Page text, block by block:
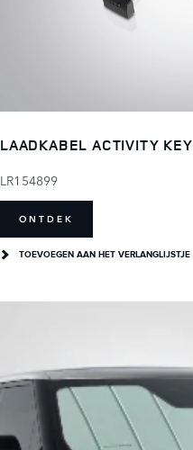
LAADKABEL ACTIVITY KEY
LR154899
ONTDEK
TOEVOEGEN AAN HET VERLANGLIJSTJE